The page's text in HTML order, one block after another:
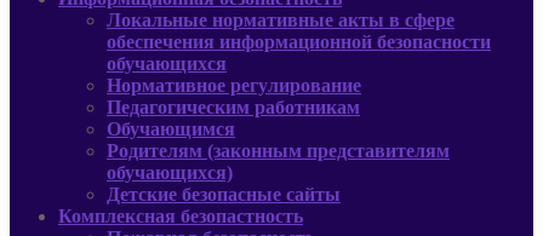
Локальные нормативные акты в сфере
обеспечения информационной безопасности
обучающихся
Нормативное регулирование
Педагогическим работникам
Обучающимся
Родителям (законным представителям
обучающихся)
Детские безопасные сайты
Комплексная безопастность